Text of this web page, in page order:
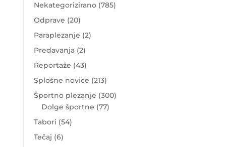
Nekategorizirano(785)
Odprave (20)
Paraplezanje (2)
Predavanja(2)
Reportaže (43)
Splošne novice (213)
Športno plezanje (300)
Dolge športne (77)
Tabori (54)
Tečaj (6)